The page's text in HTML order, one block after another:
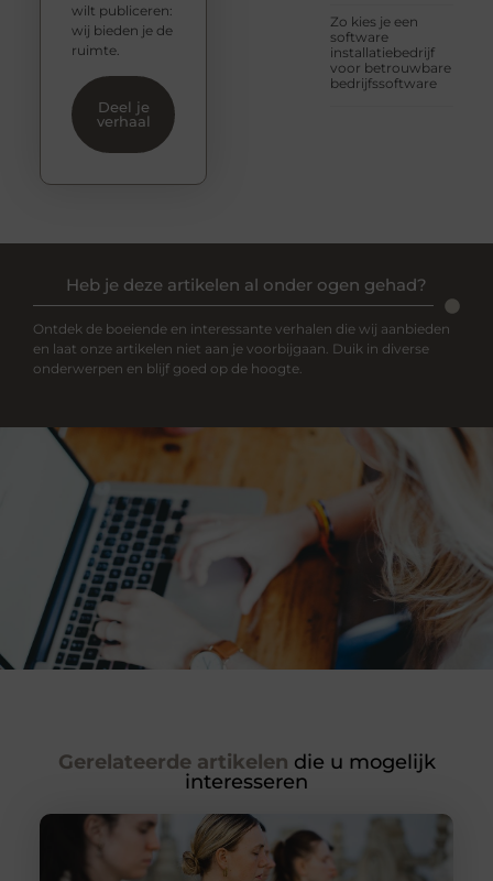
Zo kies je een
software
installatiebedrijf
voor betrouwbare
bedrijfssoftware
wilt publiceren:
wij bieden je de
ruimte.
Deel je
verhaal
Heb je deze artikelen al onder ogen gehad?
Ontdek de boeiende en interessante verhalen die wij aanbieden
en laat onze artikelen niet aan je voorbijgaan. Duik in diverse
onderwerpen en blijf goed op de hoogte.
Gerelateerde artikelen die u mogelijk
interesseren